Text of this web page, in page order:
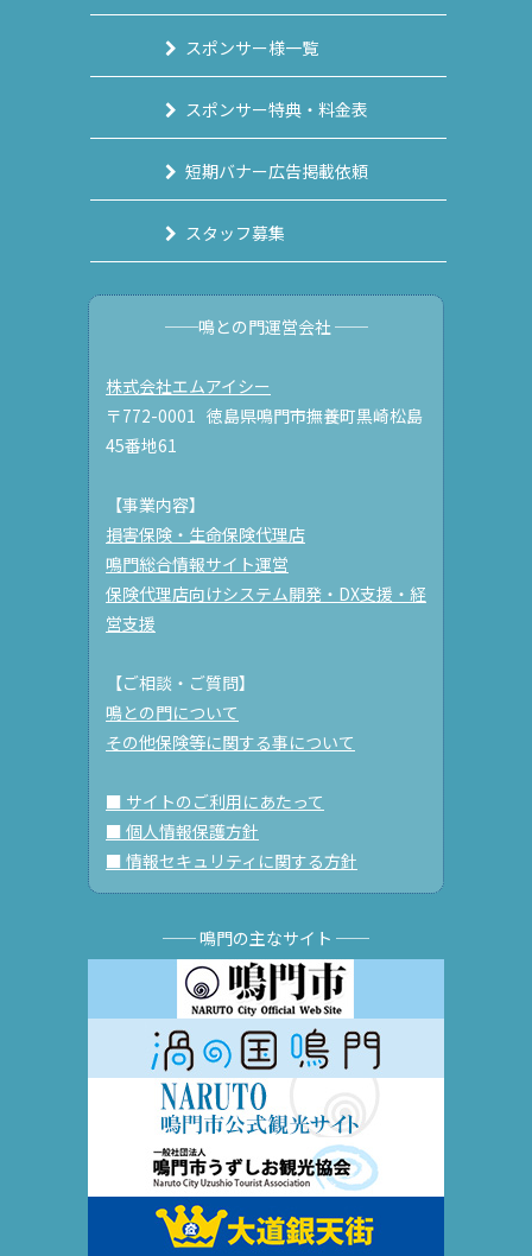
スポンサー様一覧
スポンサー特典・料金表
短期バナー広告掲載依頼
スタッフ募集
──鳴との門運営会社 ──
株式会社エムアイシー
〒772-0001 徳島県鳴門市撫養町黒崎松島
45番地61
【事業内容】
損害保険・生命保険代理店
鳴門総合情報サイト運営
保険代理店向けシステム開発・DX支援・経
営支援
【ご相談・ご質問】
鳴との門について
その他保険等に関する事について
■ サイトのご利用にあたって
■ 個人情報保護方針
■ 情報セキュリティに関する方針
── 鳴門の主なサイト ──